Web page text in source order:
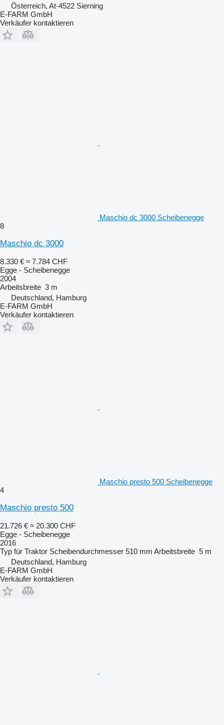
Österreich, At-4522 Sierning
E-FARM GmbH
Verkäufer kontaktieren
Maschio dc 3000 Scheibenegge
8
Maschio dc 3000
8.330 € ≈ 7.784 CHF
Egge - Scheibenegge
2004
Arbeitsbreite 3 m
Deutschland, Hamburg
E-FARM GmbH
Verkäufer kontaktieren
Maschio presto 500 Scheibenegge
4
Maschio presto 500
21.726 € ≈ 20.300 CHF
Egge - Scheibenegge
2016
Typ für Traktor Scheibendurchmesser 510 mm Arbeitsbreite 5 m
Deutschland, Hamburg
E-FARM GmbH
Verkäufer kontaktieren